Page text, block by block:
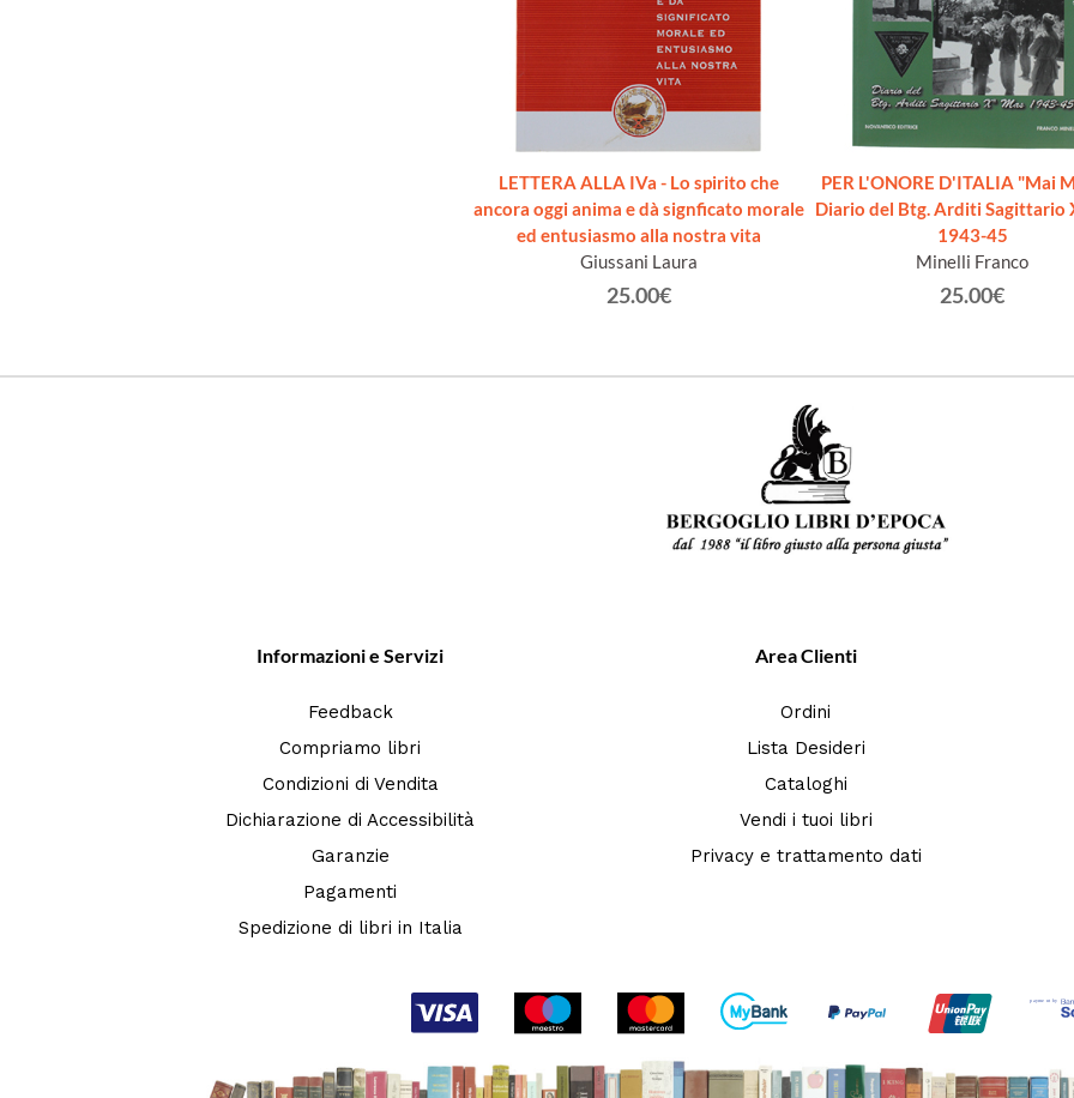
LETTERA ALLA IVa - Lo spirito che
ancora oggi anima e dà signficato morale
ed entusiasmo alla nostra vita
Giussani Laura
25.00€
PER L'ONORE D'ITALIA "Mai
Diario del Btg. Arditi Sagittario
1943-45
Minelli Franco
25.00€
Informazioni e Servizi
Feedback
Compriamo libri
Condizioni di Vendita
Dichiarazione di Accessibilità
Garanzie
Pagamenti
Spedizione di libri in Italia
Area Clienti
Ordini
Lista Desideri
Cataloghi
Vendi i tuoi libri
Privacy e trattamento dati